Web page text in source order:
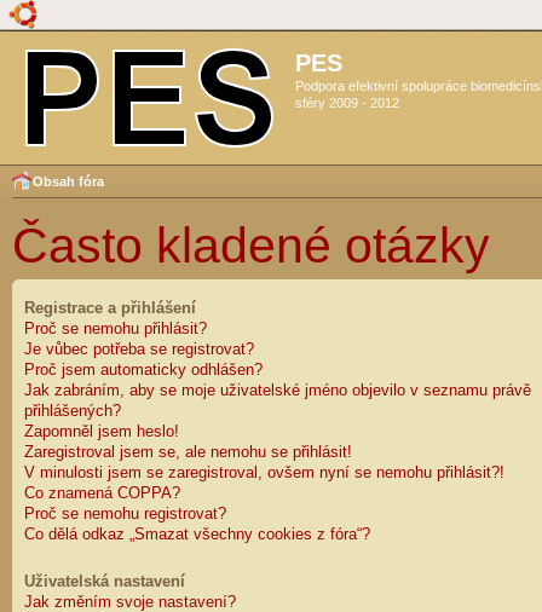
PES
Podpora efektivní spolupráce
sféry 2009 - 2012
Obsah fóra
Často kladené otázky
Registrace a přihlášení
Proč se nemohu přihlásit?
Je vůbec potřeba se registrovat?
Proč jsem automaticky odhlášen?
Jak zabráním, aby se moje uživatelské jméno objevilo v seznamu právě
přihlášených?
Zapomněl jsem heslo!
Zaregistroval jsem se, ale nemohu se přihlásit!
V minulosti jsem se zaregistroval, ovšem nyní se nemohu přihlásit?!
Co znamená COPPA?
Proč se nemohu registrovat?
Co dělá odkaz „Smazat všechny cookies z fóra“?
Uživatelská nastavení
Jak změním svoje nastavení?